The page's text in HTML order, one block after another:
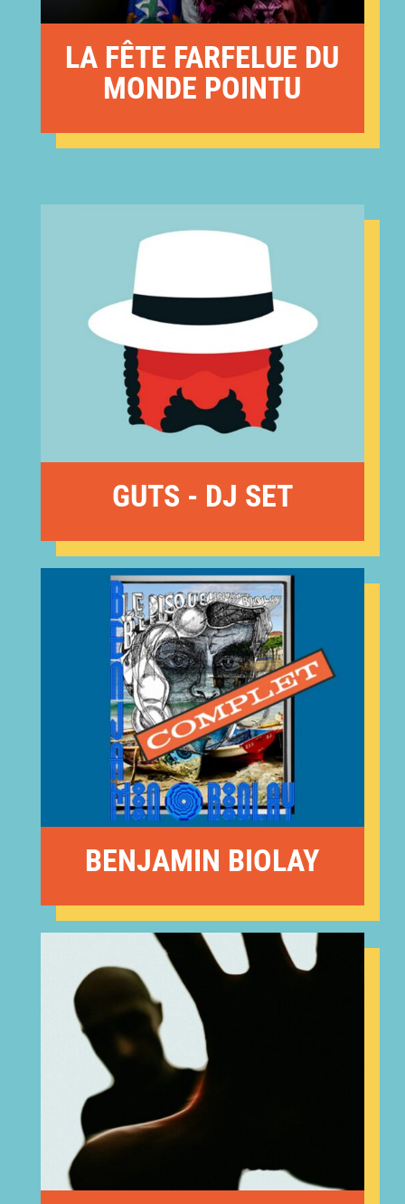
LA FÊTE FARFELUE DU
MONDE POINTU
GUTS - DJ SET
BENJAMIN BIOLAY